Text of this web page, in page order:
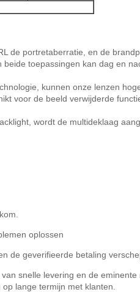
de portretaberratie, en de
toepassingen kan dag en
kunnen onze lenzen
voor de beeld verwijderde
wordt de multideklaag
oplossen
de geverifieerde betaling
snelle levering en de
lange termijn met klanten.